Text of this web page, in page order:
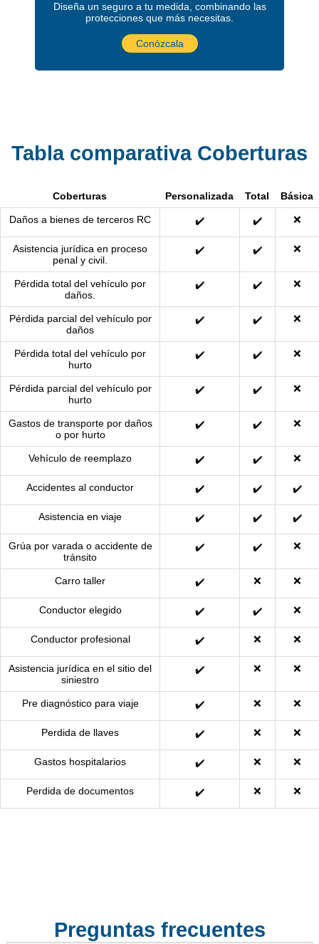
Diseña un seguro a tu medida, combinando las
protecciones que más necesitas.
Conózcala
Tabla comparativa Coberturas
Coberturas Personalizada Total Básica
Daños a bienes de terceros RC ✔️ ✔️ ❌
Asistencia jurídica en proceso
penal y civil.
✔️ ✔️ ❌
Pérdida total del vehículo por
daños.
✔️ ✔️ ❌
Pérdida parcial del vehículo por
daños
✔️ ✔️ ❌
Pérdida total del vehículo por
hurto
✔️ ✔️ ❌
Pérdida parcial del vehículo por
hurto
✔️ ✔️ ❌
Gastos de transporte por daños
o por hurto
✔️ ✔️ ❌
Vehículo de reemplazo ✔️ ✔️ ❌
Accidentes al conductor ✔️ ✔️ ✔️
Asistencia en viaje ✔️ ✔️ ✔️
Grúa por varada o accidente de
tránsito
✔️ ✔️ ❌
Carro taller ✔️ ❌ ❌
Conductor elegido ✔️ ✔️ ❌
Conductor profesional ✔️ ❌ ❌
Asistencia jurídica en el sitio del
siniestro
✔️ ❌ ❌
Pre diagnóstico para viaje ✔️ ❌ ❌
Perdida de llaves ✔️ ❌ ❌
Gastos hospitalarios ✔️ ❌ ❌
Perdida de documentos ✔️ ❌ ❌
Preguntas frecuentes